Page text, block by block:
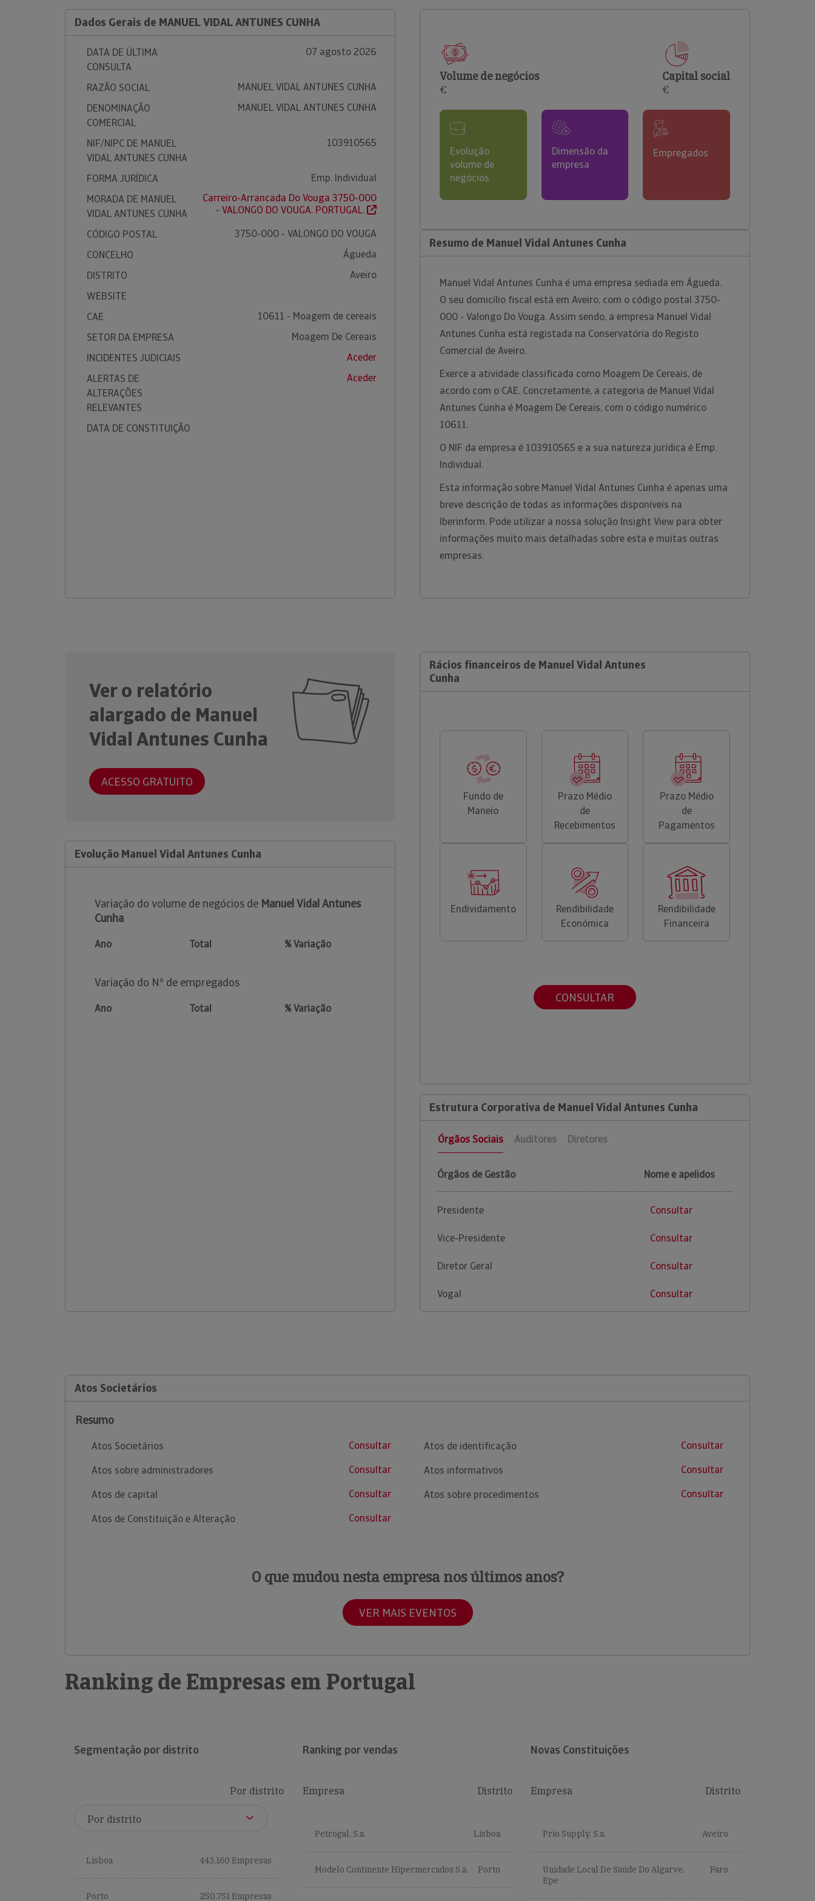
comerciais e analisar o risco de incumprimento dos
Dados Gerais de MANUEL VIDAL ANTUNES CUNHA
DATA DE ÚLTIMA
CONSULTA
07 agosto 2026
RAZÃO SOCIAL
MANUEL VIDAL ANTUNES CUNHA
DENOMINAÇÃO
COMERCIAL
MANUEL VIDAL ANTUNES CUNHA
NIF/NIPC DE MANUEL
VIDAL ANTUNES CUNHA
103910565
FORMA JURÍDICA
Emp. Individual
MORADA DE MANUEL
VIDAL ANTUNES CUNHA
Carreiro-Arrancada Do Vouga 3750-000
- VALONGO DO VOUGA. PORTUGAL.
CÓDIGO POSTAL
3750-000 - VALONGO DO VOUGA
CONCELHO
Águeda
DISTRITO
Aveiro
WEBSITE
CAE
10611 - Moagem de cereais
SETOR DA EMPRESA
Moagem De Cereais
INCIDENTES JUDICIAIS
Aceder
ALERTAS DE
ALTERAÇÕES
RELEVANTES
Aceder
DATA DE CONSTITUIÇÃO
Volume de negócios
€
Capital social
€
Evolução
volume de
negócios
Dimensão da
empresa
Empregados
Resumo de Manuel Vidal Antunes Cunha
Manuel Vidal Antunes Cunha é uma empresa sediada em Águeda.
O seu domicílio fiscal está em Aveiro, com o código postal 3750-
000 - Valongo Do Vouga. Assim sendo, a empresa Manuel Vidal
Antunes Cunha está registada na Conservatória do Registo
Comercial de Aveiro.
Exerce a atividade classificada como Moagem De Cereais, de
acordo com o CAE. Concretamente, a categoria de Manuel Vidal
Antunes Cunha é Moagem De Cereais, com o código numérico
10611.
O NIF da empresa é 103910565 e a sua natureza jurídica é Emp.
Individual.
Esta informação sobre Manuel Vidal Antunes Cunha é apenas uma
breve descrição de todas as informações disponíveis na
Iberinform. Pode utilizar a nossa solução Insight View para obter
informações muito mais detalhadas sobre esta e muitas outras
empresas.
Ver o relatório
alargado de Manuel
Vidal Antunes Cunha
ACESSO GRATUITO
Evolução Manuel Vidal Antunes Cunha
Variação do volume de negócios de Manuel Vidal Antunes
Cunha
Ano Total % Variação
Variação do Nº de empregados
Ano Total % Variação
Rácios financeiros de Manuel Vidal Antunes
Cunha
Fundo de
Maneio
Prazo Médio
de
Recebimentos
Prazo Médio
de
Pagamentos
Endividamento
Rendibilidade
Económica
Rendibilidade
Financeira
CONSULTAR
Estrutura Corporativa de Manuel Vidal Antunes Cunha
Órgãos Sociais Auditores Diretores
Órgãos de Gestão Nome e apelidos
Presidente Consultar
Vice-Presidente Consultar
Diretor Geral Consultar
Vogal Consultar
Atos Societários
Resumo
Atos Societários
Consultar
Atos sobre administradores
Consultar
Atos de capital
Consultar
Atos de Constituição e Alteração
Consultar
Atos de identificação
Consultar
Atos informativos
Consultar
Atos sobre procedimentos
Consultar
O que mudou nesta empresa nos últimos anos?
VER MAIS EVENTOS
Ranking de Empresas em Portugal
Segmentação por distrito
Por distrito
Lisboa 443,160 Empresas
Porto 250,751 Empresas
Ranking por vendas
Empresa Distrito
Petrogal, S.a. Lisboa
Modelo Continente Hipermercados S.a. Porto
Novas Constituições
Empresa Distrito
Prio Supply, S.a. Aveiro
Unidade Local De Saúde Do Algarve,
Epe
Faro